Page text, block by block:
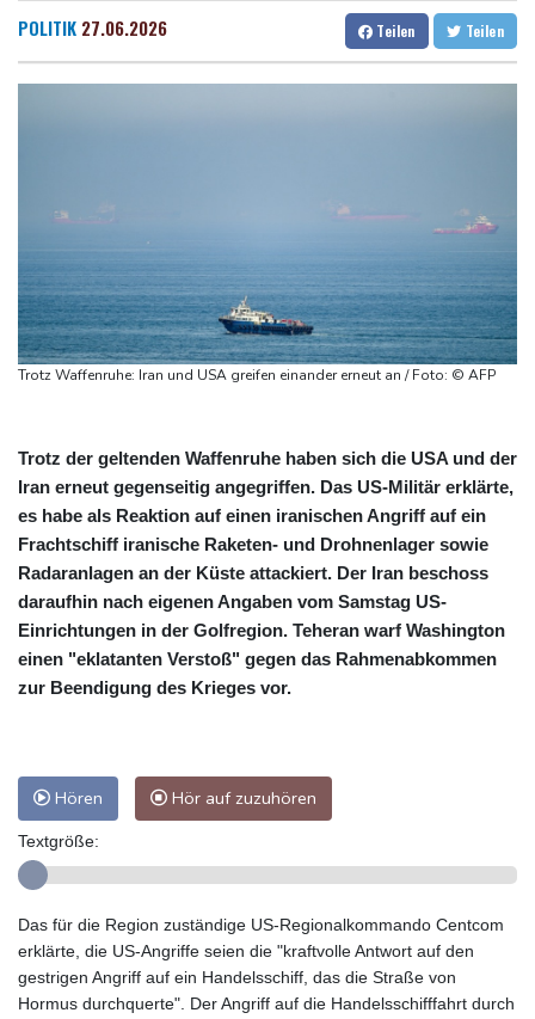
Dresden
Wien
27 °C
Salzburg
26 °C
Baden-Baden
25 °C
Taifun "Dolphin": Flugausfälle, Evakuierung und höchste
Lionel Messi trauert um Vater und langjährigen Manager Jorge
Metastasen gebildet
Iran stellt harte Bedingungen für Öffnung der Straße von
Hormus
Trauerflor und Schweigeminute: Inter Miami trauert mit Messi
POLITIK 27.06.2026 Teilen Teilen
Trotz Waffenruhe: Iran und USA greifen einander erneut an / Foto: © AFP
Trotz der geltenden Waffenruhe haben sich die USA und der
Iran erneut gegenseitig angegriffen. Das US-Militär erklärte,
es habe als Reaktion auf einen iranischen Angriff auf ein
Frachtschiff iranische Raketen- und Drohnenlager sowie
Radaranlagen an der Küste attackiert. Der Iran beschoss
daraufhin nach eigenen Angaben vom Samstag US-
Einrichtungen in der Golfregion. Teheran warf Washington
einen "eklatanten Verstoß" gegen das Rahmenabkommen
zur Beendigung des Krieges vor.
Hören Hör auf zuzuhören
Textgröße:
Das für die Region zuständige US-Regionalkommando Centcom
erklärte, die US-Angriffe seien die "kraftvolle Antwort auf den
gestrigen Angriff auf ein Handelsschiff, das die Straße von
Hormus durchquerte". Der Angriff auf die Handelsschifffahrt durch